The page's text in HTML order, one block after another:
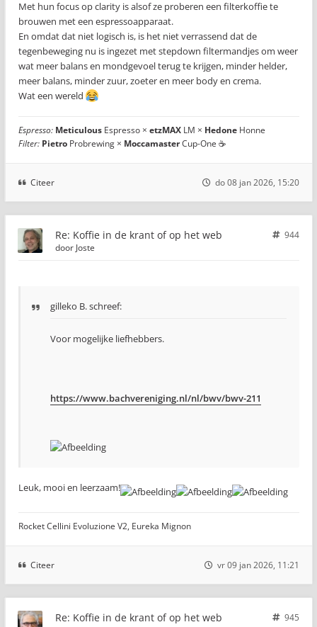
Met hun focus op clarity is alsof ze proberen een filterkoffie te
brouwen met een espressoapparaat.
En omdat dat niet logisch is, is het niet verrassend dat de
tegenbeweging nu is ingezet met stepdown filtermandjes om weer
wat meer balans en mondgevoel terug te krijgen, minder helder,
meer balans, minder zuur, zoeter en meer body en crema.
Wat een wereld
Espresso: Meticulous Espresso × etzMAX LM × Hedone Honne
Filter: Pietro Probrewing × MoccamasterCup-One ☕
Citeer do 08 jan 2026, 15:20
Re: Koffie in de krant of op het web
944
door Joste
gilleko B. schreef:
Voor mogelijke liefhebbers.
https://www.bachvereniging.nl/nl/bwv/bwv-211
Leuk, mooi en leerzaam!
Rocket Cellini Evoluzione V2, Eureka Mignon
Citeer vr 09 jan 2026, 11:21
Re: Koffie in de krant of op het web
945